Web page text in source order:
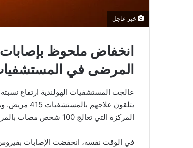
خبر عاجل
انخفاض ملحوظ
المرضى في
المركزة التي تعالج 100 شخص مصاب بالمرض لأول مرة خلتل أسبوعين.
في الوقت نفسه، انخفضت الإصابات